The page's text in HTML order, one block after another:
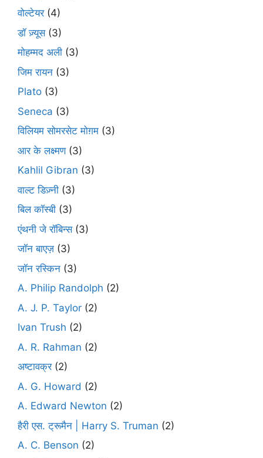
वोल्टेयर(4)
डॉ ज़्यूस(3)
मोहम्मद अली (3)
जिम रायन (3)
Plato (3)
Seneca (3)
विलियम सोमरसेट मोग़म (3)
आर के लक्ष्मण(3)
Kahlil Gibran (3)
वाल्ट डिज़्नी (3)
बिल कॉस्बी (3)
एंथनी जे रॉबिन्स(3)
जॉन बाएज़ (3)
जॉन रस्किन (3)
A. Philip Randolph (2)
A. J. P. Taylor (2)
Ivan Trush (2)
A. R. Rahman (2)
अष्टावक्र(2)
A. G. Howard (2)
A. Edward Newton (2)
हैरी एस. ट्रूमैन | Harry S. Truman (2)
A. C. Benson (2)